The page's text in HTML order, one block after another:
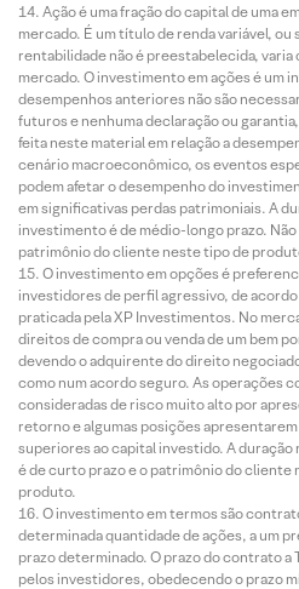
Ação é uma fração do capital de uma
mercado. É um título de renda variável, ou
rentabilidade não é preestabelecida,
mercado. O investimento em ações é um
desempenhos anteriores não são
futuros e nenhuma declaração ou
feita neste material em relação a
cenário macroeconômico, os eventos
podem afetar o desempenho do
em significativas perdas patrimoniais. A
investimento é de médio-longo prazo.
patrimônio do cliente neste tipo de
O investimento em opções é
investidores de perfil agressivo, de
praticada pela XP Investimentos. No
direitos de compra ou venda de um bem
devendo o adquirente do direito
como num acordo seguro. As operações
consideradas de risco muito alto por
retorno e algumas posições
superiores ao capital investido. A
é de curto prazo e o patrimônio do cliente
produto.
O investimento em termos são
determinada quantidade de ações, a um
prazo determinado. O prazo do contrato
pelos investidores, obedecendo o prazo